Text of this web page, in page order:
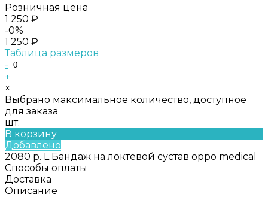
Розничная цена
1 250 ₽
-0%
1 250 ₽
Таблица размеров
-
+
×
Выбрано максимальное количество, доступное
для заказа
шт.
В корзину
Добавлено
2080 р. L Бандаж на локтевой сустав oppo medical
Способы оплаты
Доставка
Описание